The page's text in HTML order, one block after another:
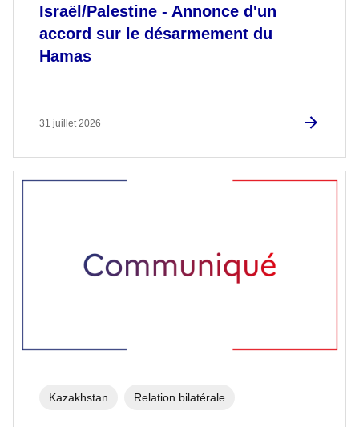
Israël/Palestine - Annonce d'un
accord sur le désarmement du
Hamas
31 juillet 2026
Kazakhstan Relation bilatérale